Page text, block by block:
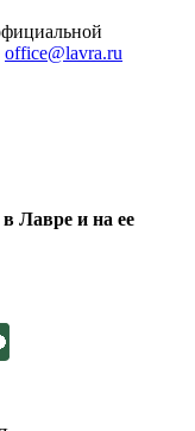
office@lavra.ru
Лавре и на ее